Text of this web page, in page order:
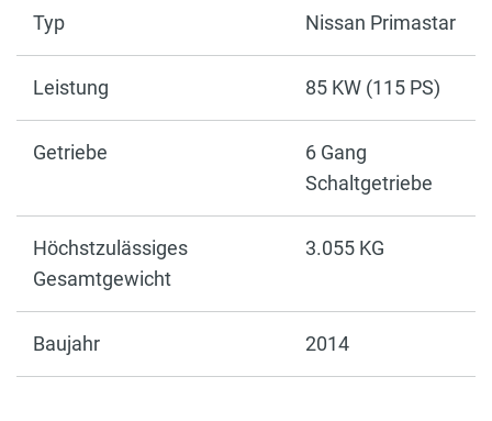
Typ Nissan Primastar
Leistung 85 KW (115 PS)
Getriebe
6 Gang
Schaltgetriebe
Höchstzulässiges
Gesamtgewicht
3.055 KG
Baujahr 2014